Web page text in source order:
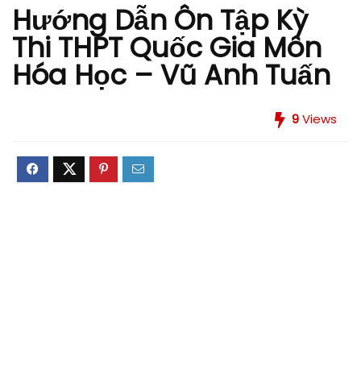
Hướng Dẫn Ôn Tập Kỳ
Thi THPT Quốc Gia Môn
Hóa Học – Vũ Anh Tuấn
9Views